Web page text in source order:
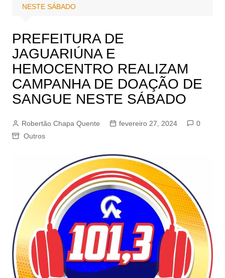
NESTE SÁBADO
PREFEITURA DE
JAGUARIÚNA E
HEMOCENTRO REALIZAM
CAMPANHA DE DOAÇÃO DE
SANGUE NESTE SÁBADO
Robertão Chapa Quente fevereiro 27, 2024
0
Outros